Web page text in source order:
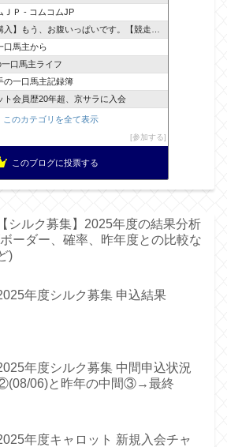
ＪＰ - コムコムJP
入】もう、お腹いっぱいです。【競走馬出資】
口馬主から
一口馬主ライフ
の一口馬主記録簿
ト会員歴20年超、京サラに入会
このカテゴリを全て表示
参加する
このブログに投票する
【シルク募集】2025年度の結果分析
ーダー、確率、昨年度との比較な
)
年度シルク募集 申込結果
年度シルク募集 中間申込状況
06)と昨年の中間③→最終
年度キャロット 新規入会チャ